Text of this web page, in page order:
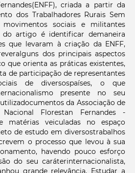
criada a partir da
dos Trabalhadores Rurais Sem
sociais e militantes
artigo é identificar demaneira
que levaram à criação da ENFF,
dos principais aspectos
que orienta as práticas existentes,
de participação de representantes
de diversospaíses, o que
presente no seu
da Associação de
Florestan Fernandes -
e matérias veiculadas no espaço
de estudo em diversostrabalhos
o processo que levou à sua
havendo pouco esforço
do seu caráterinternacionalista,
grande relevância. Estudar a